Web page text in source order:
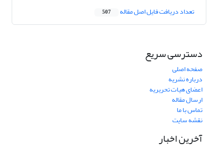
تعداد دریافت فایل اصل مقاله 507
دسترسی سریع
صفحه اصلی
درباره نشریه
اعضای هیات تحریریه
ارسال مقاله
تماس با ما
نقشه سایت
آخرین اخبار